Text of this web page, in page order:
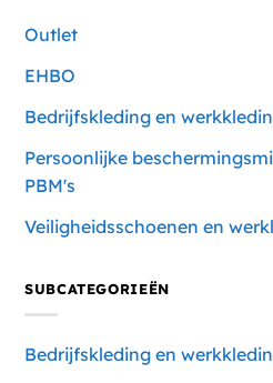
Outlet
EHBO
Bedrijfskleding en
Persoonlijke
PBM's
Veiligheidsschoenen en
SUBCATEGORIEËN
Bedrijfskleding en